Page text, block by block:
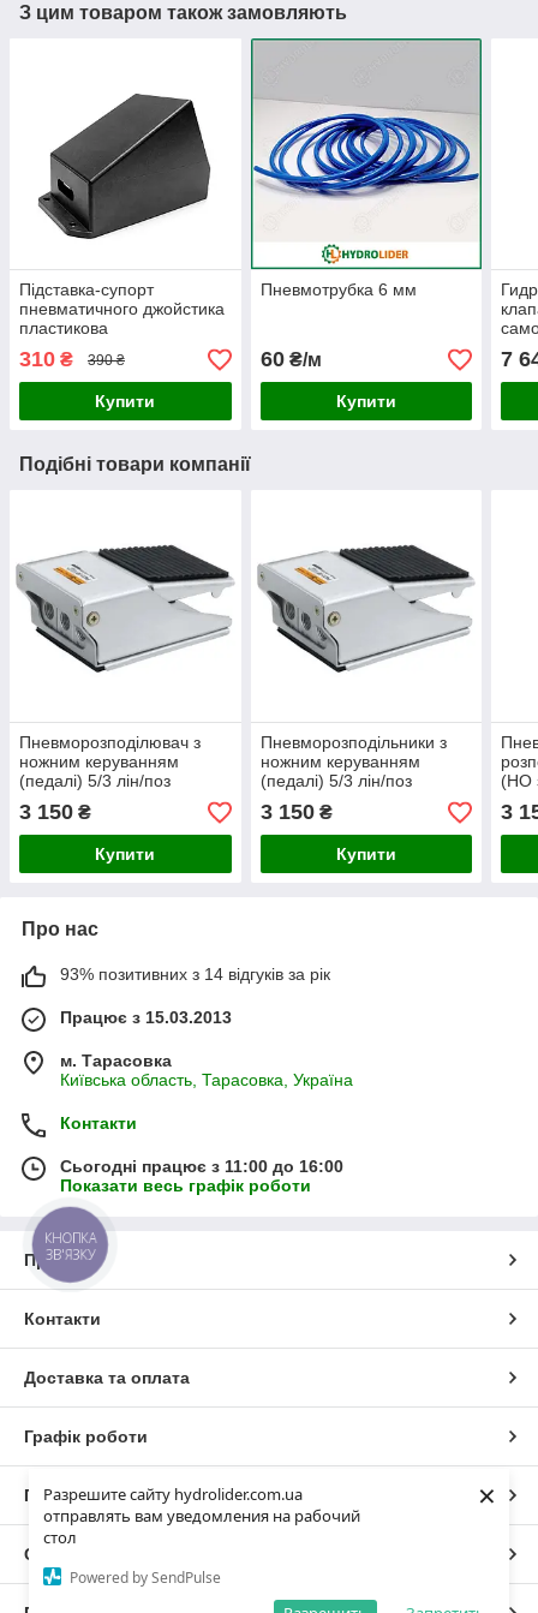
Разрешите сайту hydrolider.com.ua
отправлять вам уведомления на рабочий
стол
Powered by SendPulse
×
З цим товаром також замовляють
Підставка-супорт
пневматичного джойстика
пластикова
310 ₴ 390 ₴
Купити
Пневмотрубка 6 мм
60₴/м
Купити
7
Подібні товари компанії
Пневморозподілювач з
ножним керуванням
(педалі) 5/3 лін/поз
3 150 ₴
Купити
Пневморозподільники з
ножним керуванням
(педалі) 5/3 лін/поз
3 150₴
Купити
(НО
3
Про нас
93% позитивних з 14 відгуків за рік
Працює з 15.03.2013
м. Тарасовка
Київська область, Тарасовка, Україна
Контакти
Сьогодні працює з 11:00 до 16:00
Показати весь графік роботи
Про нас
Контакти
Доставка та оплата
Графік роботи
Повна версія сайту
Сайт створено на маркетплейсі
КНОПКА
ЗВ'ЯЗКУ